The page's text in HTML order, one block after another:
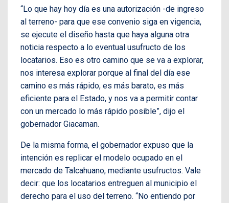
“Lo que hay hoy día es una autorización -de ingreso
al terreno- para que ese convenio siga en vigencia,
se ejecute el diseño hasta que haya alguna otra
noticia respecto a lo eventual usufructo de los
locatarios. Eso es otro camino que se va a explorar,
nos interesa explorar porque al final del día ese
camino es más rápido, es más barato, es más
eficiente para el Estado, y nos va a permitir contar
con un mercado lo más rápido posible”, dijo el
gobernador Giacaman.
De la misma forma, el gobernador expuso que la
intención es replicar el modelo ocupado en el
mercado de Talcahuano, mediante usufructos. Vale
decir: que los locatarios entreguen al municipio el
derecho para el uso del terreno. “No entiendo por